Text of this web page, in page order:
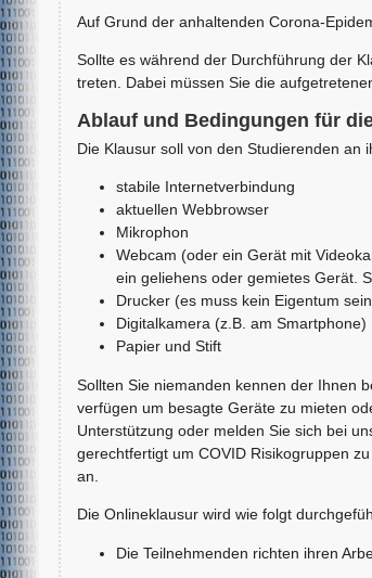
Auf Grund der anhaltenden Corona-
Sollte es während der Durchführung der
treten. Dabei müssen Sie die
Ablauf und Bedingungen für
Die Klausur soll von den Studierenden an
stabile Internetverbindung
aktuellen Webbrowser
Mikrophon
Webcam (oder ein Gerät mit
ein geliehens oder gemietes Gerät.
Drucker (es muss kein Eigentum
Digitalkamera (z.B. am Smartphone)
Papier und Stift
Sollten Sie niemanden kennen der Ihnen
verfügen um besagte Geräte zu mieten
Unterstützung oder melden Sie sich bei
gerechtfertigt um COVID Risikogruppen
an.
Die Onlineklausur wird wie folgt
Die Teilnehmenden richten ihren